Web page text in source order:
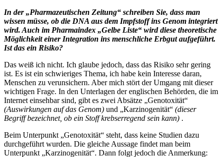
In der „Pharmazeutischen Zeitung“ schreiben Sie, dass man
wissen müsse, ob die DNA aus dem Impfstoff ins Genom integriert
wird. Auch im Pharmaindex „Gelbe Liste“ wird diese theoretische
Möglichkeit einer Integration ins menschliche Erbgut aufgeführt.
Ist das ein Risiko?
Das weiß ich nicht. Ich glaube jedoch, dass das Risiko sehr gering
ist. Es ist ein schwieriges Thema, ich habe kein Interesse daran,
Menschen zu verunsichern. Aber mich stört der Umgang mit dieser
wichtigen Frage. In den Unterlagen der englischen Behörden, die im
Internet einsehbar sind, gibt es zwei Absätze „Genotoxität“
(Auswirkungen auf das Genom) und „Karzinogenität“ (dieser
Begriff bezeichnet, ob ein Stoff krebserregend sein kann) .
Beim Unterpunkt „Genotoxität“ steht, dass keine Studien dazu
durchgeführt wurden. Die gleiche Aussage findet man beim
Unterpunkt „Karzinogenität“. Dann folgt jedoch die Anmerkung: